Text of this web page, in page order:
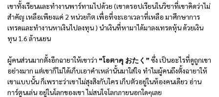
เขาทั้งเรียนและทำงานพาร์ทามไปด้วย (เขาดรอปเรียนในวิชาที่เขาคิดว่าไม่
สำคัญ เหลือเพียงแค่ 2 หน่วยกิต เพื่อที่จะเอาเวลาที่เหลือ มาศึกษาการ
เทรดและทำงานหาเงินไปลงทุน ) นำเงินที่หามาได้มาลงเทรดหุ้น ด้วยเงิน
ทุน 1.6 ล้านเยน
ผู้คนส่วนมากตั้งอีกฉายาให้เขาว่า “โอตาคุ おたく ” ซึ่ง เป็นอะไรที่ดูถูกเขา
อย่างมาก แต่เขาก็ไม่ได้เก็บเอาคำเหล่านั้นมาใส่ใจ ทำไมผู้คนถึงตั้งฉายาให้
เขาแบบนั้น ก็เพราะว่าเขาไม่สุงสิงกับใคร เก็บตัวอยู่ในห้องคนเดียว อ่าน
การ์ตูนเล่น อยู่ในโลกของเขา ไม่สนใจโลกภายนอกใดๆเลย